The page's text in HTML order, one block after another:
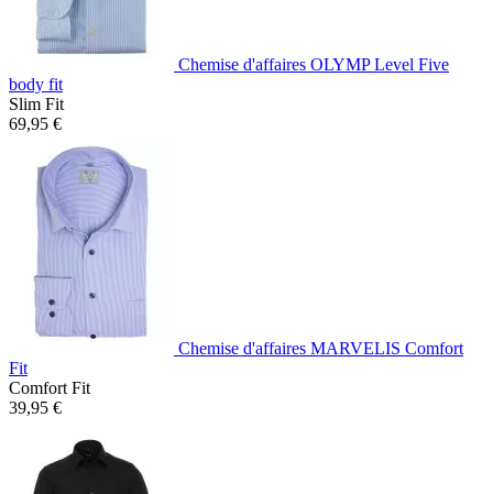
Chemise d'affaires OLYMP Level Five
body fit
Slim Fit
69,95 €
Chemise d'affaires MARVELIS Comfort
Fit
Comfort Fit
39,95 €